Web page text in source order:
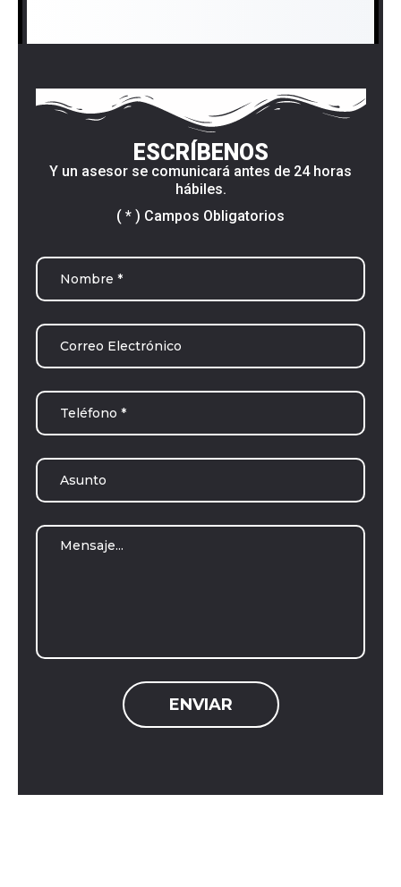
ESCRÍBENOS
Y un asesor se comunicará antes de 24 horas
hábiles.
( * ) Campos Obligatorios